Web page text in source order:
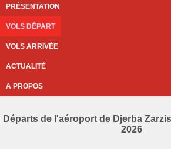
PRÉSENTATION
VOLS DÉPART
VOLS ARRIVÉE
ACTUALITÉ
A PROPOS
Départs de l'aéroport de Djerba
2026